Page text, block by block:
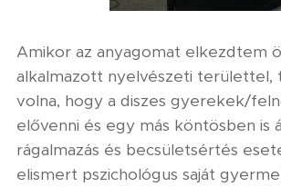
Amikor az anyagomat elkezdtem
alkalmazott nyelvészeti területtel,
volna, hogy a diszes gyerekek/
elővenni és egy más köntösben
rágalmazás és becsületsértés
elismert pszichológus saját